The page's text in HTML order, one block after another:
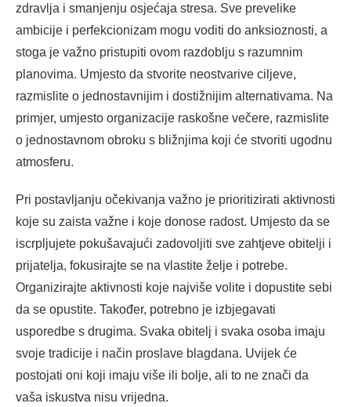
zdravlja i smanjenju osjećaja stresa. Sve prevelike
ambicije i perfekcionizam mogu voditi do anksioznosti, a
stoga je važno pristupiti ovom razdoblju s razumnim
planovima. Umjesto da stvorite neostvarive ciljeve,
razmislite o jednostavnijim i dostižnijim alternativama. Na
primjer, umjesto organizacije raskošne večere, razmislite
o jednostavnom obroku s bližnjima koji će stvoriti ugodnu
atmosferu.
Pri postavljanju očekivanja važno je prioritizirati aktivnosti
koje su zaista važne i koje donose radost. Umjesto da se
iscrpljujete pokušavajući zadovoljiti sve zahtjeve obitelji i
prijatelja, fokusirajte se na vlastite želje i potrebe.
Organizirajte aktivnosti koje najviše volite i dopustite sebi
da se opustite. Također, potrebno je izbjegavati
usporedbe s drugima. Svaka obitelj i svaka osoba imaju
svoje tradicije i način proslave blagdana. Uvijek će
postojati oni koji imaju više ili bolje, ali to ne znači da
vaša iskustva nisu vrijedna.